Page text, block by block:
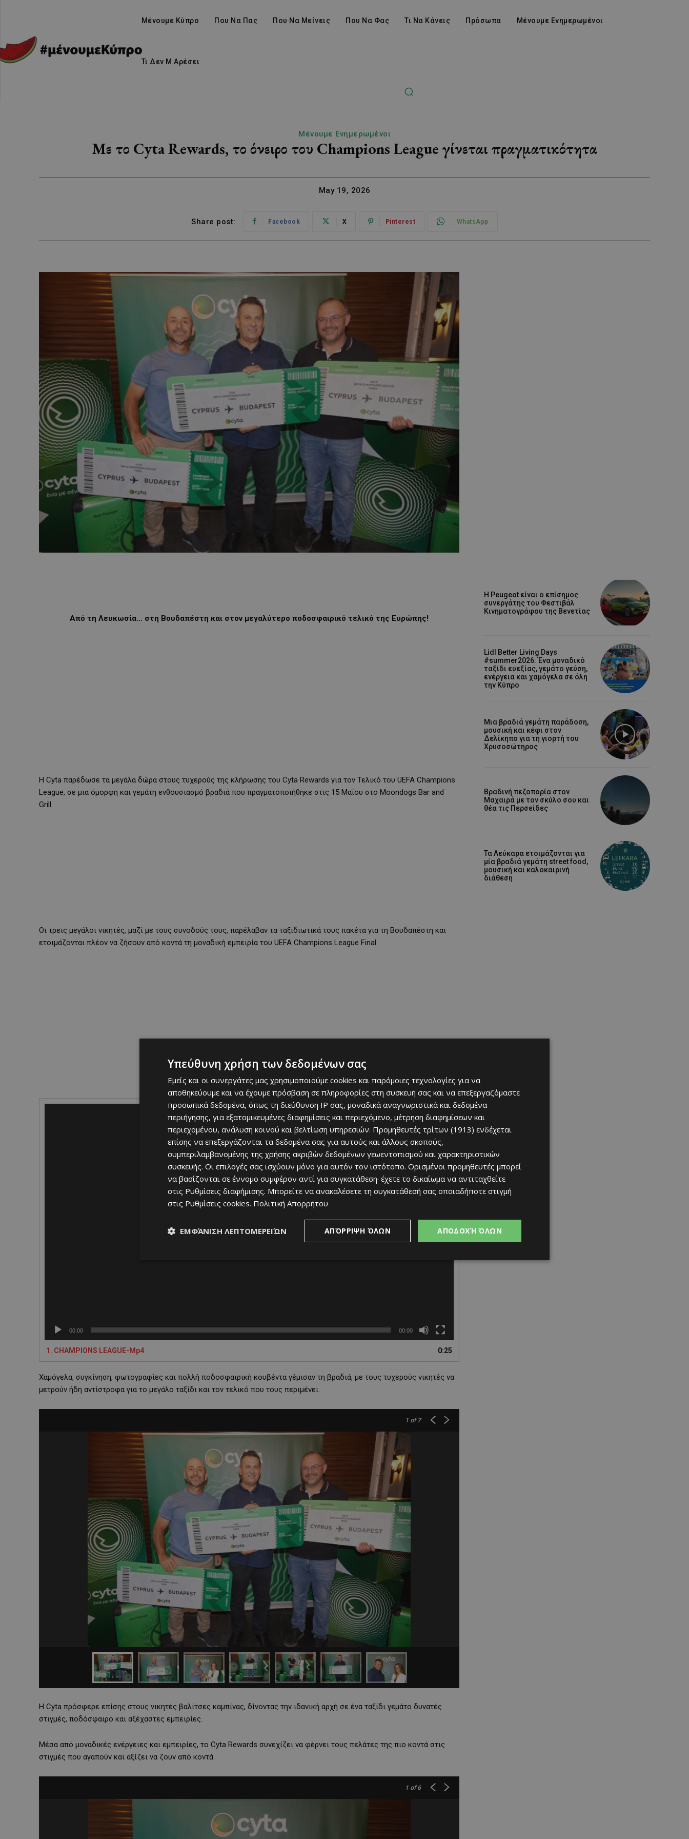
Μένουμε Κύπρο Που Να Πας Που Να Μείνεις Που Να Φας Τι Να Κάνεις Πρόσωπα Μένουμε Ενημερωμένοι
Τι Δεν Μ Αρέσει
Μένουμε Ενημερωμένοι
Με το Cyta Rewards, το όνειρο του Champions League γίνεται πραγματικότητα
May 19, 2026
Share post: Facebook X Pinterest WhatsApp
Από τη Λευκωσία… στη Βουδαπέστη και στον μεγαλύτερο ποδοσφαιρικό τελικό της Ευρώπης!
Η Cyta παρέδωσε τα μεγάλα δώρα στους τυχερούς της κλήρωσης του Cyta Rewards για τον Τελικό του UEFA Champions
League, σε μια όμορφη και γεμάτη ενθουσιασμό βραδιά που πραγματοποιήθηκε στις 15 Μαΐου στο Moondogs Bar and
Grill.
Οι τρεις μεγάλοι νικητές, μαζί με τους συνοδούς τους, παρέλαβαν τα ταξιδιωτικά τους πακέτα για τη Βουδαπέστη και
ετοιμάζονται πλέον να ζήσουν από κοντά τη μοναδική εμπειρία του UEFA Champions League Final.
00:00 00:00
1. CHAMPIONS LEAGUE-Mp4 0:25
Χαμόγελα, συγκίνηση, φωτογραφίες και πολλή ποδοσφαιρική κουβέντα γέμισαν τη βραδιά, με τους τυχερούς νικητές να
μετρούν ήδη αντίστροφα για το μεγάλο ταξίδι και τον τελικό που τους περιμένει.
1 of 7
Η Cyta πρόσφερε επίσης στους νικητές βαλίτσες καμπίνας, δίνοντας την ιδανική αρχή σε ένα ταξίδι γεμάτο δυνατές
στιγμές, ποδόσφαιρο και αξέχαστες εμπειρίες.
Μέσα από μοναδικές ενέργειες και εμπειρίες, το Cyta Rewards συνεχίζει να φέρνει τους πελάτες της πιο κοντά στις
στιγμές που αγαπούν και αξίζει να ζουν από κοντά.
1 of 6
Η Peugeot είναι ο επίσημος
συνεργάτης του Φεστιβάλ
Κινηματογράφου της Βενετίας
Lidl Better Living Days
#summer2026: Ένα μοναδικό
ταξίδι ευεξίας, γεμάτο γεύση,
ενέργεια και χαμόγελα σε όλη
την Κύπρο
Μια βραδιά γεμάτη παράδοση,
μουσική και κέφι στον
Δελίκηπο για τη γιορτή του
Χρυσοσώτηρος
Βραδινή πεζοπορία στον
Μαχαιρά με τον σκύλο σου και
θέα τις Περσείδες
Τα Λεύκαρα ετοιμάζονται για
μία βραδιά γεμάτη street food,
μουσική και καλοκαιρινή
διάθεση
Υπεύθυνη χρήση των δεδομένων σας
Εμείς και οι συνεργάτες μας χρησιμοποιούμε cookies και παρόμοιες τεχνολογίες για να
αποθηκεύουμε και να έχουμε πρόσβαση σε πληροφορίες στη συσκευή σας και να επεξεργαζόμαστε
προσωπικά δεδομένα, όπως τη διεύθυνση IP σας, μοναδικά αναγνωριστικά και δεδομένα
περιήγησης, για εξατομικευμένες διαφημίσεις και περιεχόμενο, μέτρηση διαφημίσεων και
περιεχομένου, ανάλυση κοινού και βελτίωση υπηρεσιών. Προμηθευτές τρίτων (1913) ενδέχεται
επίσης να επεξεργάζονται τα δεδομένα σας για αυτούς και άλλους σκοπούς,
συμπεριλαμβανομένης της χρήσης ακριβών δεδομένων γεωεντοπισμού και χαρακτηριστικών
συσκευής. Οι επιλογές σας ισχύουν μόνο για αυτόν τον ιστότοπο. Ορισμένοι προμηθευτές μπορεί
να βασίζονται σε έννομο συμφέρον αντί για συγκατάθεση· έχετε το δικαίωμα να αντιταχθείτε
στις Ρυθμίσεις διαφήμισης. Μπορείτε να ανακαλέσετε τη συγκατάθεσή σας οποιαδήποτε στιγμή
στις Ρυθμίσεις cookies. Πολιτική Απορρήτου
ΑΠΟΔΟΧΉ ΌΛΩΝ
ΑΠΌΡΡΙΨΗ ΌΛΩΝ
ΕΜΦΆΝΙΣΗ ΛΕΠΤΟΜΕΡΕΙΏΝ